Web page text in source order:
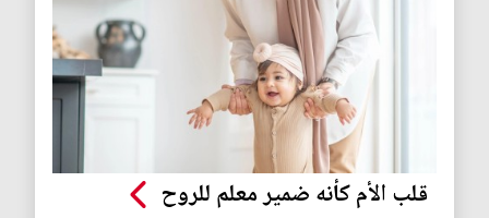
قلب الأم كأنه ضمير معلم للروح